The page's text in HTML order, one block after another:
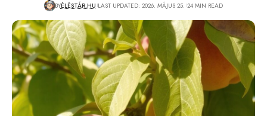
BYÉLÉSTÁR.HU LAST UPDATED: 2026. MÁJUS 25. 24 MIN READ